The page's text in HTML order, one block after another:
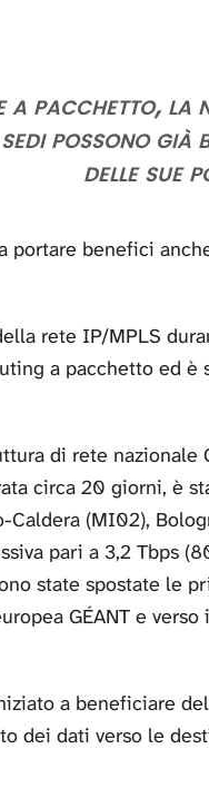
a pacchetto, la
possono già
delle sue
portare benefici
rete IP/MPLS
a pacchetto ed è
di rete nazionale
circa 20 giorni, è
(MI02),
pari a 3,2 Tbps
state spostate le
GÉANT e
a beneficiare
dei dati verso le